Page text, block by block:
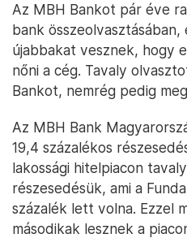
Az MBH Bankot pár éve
bank összeolvasztásában,
újabbakat vesznek, hogy
nőni a cég. Tavaly
Bankot, nemrég pedig
Az MBH Bank
19,4 százalékos
lakossági hitelpiacon
részesedésük, ami a
százalék lett volna. Ezzel
másodikak lesznek a